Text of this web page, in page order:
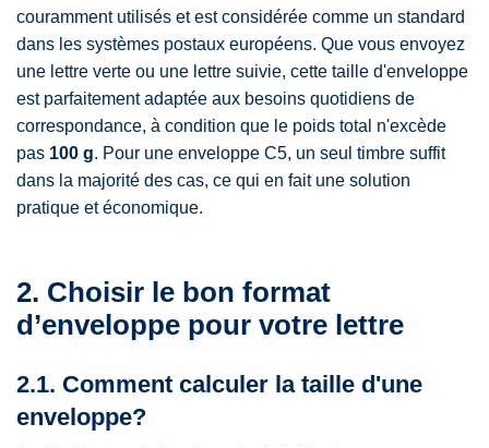
couramment utilisés et est considérée comme un standard
dans les systèmes postaux européens. Que vous envoyez
une lettre verte ou une lettre suivie, cette taille d'enveloppe
est parfaitement adaptée aux besoins quotidiens de
correspondance, à condition que le poids total n'excède
pas 100 g. Pour une enveloppe C5, un seul timbre suffit
dans la majorité des cas, ce qui en fait une solution
pratique et économique.
2. Choisir le bon format
d’enveloppe pour votre lettre
2.1. Comment calculer la taille d'une
enveloppe?